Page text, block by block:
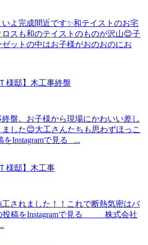
よ完成間近です✨和テイストのお宅
スも和のテイストのものが沢山😊子
ットの中はお子様がおのおのにお
様邸】木工事終盤
盤。お子様から現場にかわいい差し
ました😊大工さんたちも思わずほっこ
Instagramで見る ...
様邸】木工事
されました！！これで断熱気密はバ
投稿をInstagramで見る 株式会社